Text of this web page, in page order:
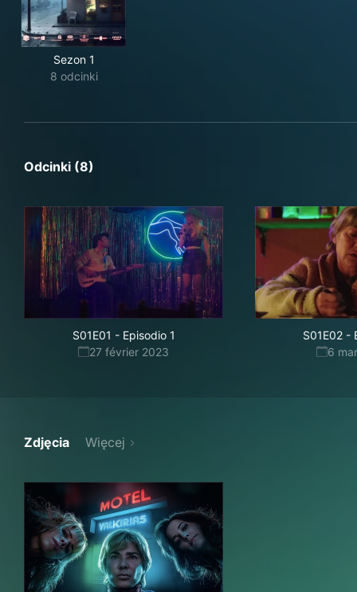
Sezon 1
8 odcinki
Odcinki (8)
S01E01 - Episodio 1
27 février 2023
S01E02-
6
Zdjęcia Więcej